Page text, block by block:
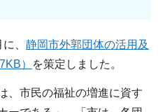
、 静岡市外郭団体の活用及
）
を策定しました。
、市民の福祉の増進に資す